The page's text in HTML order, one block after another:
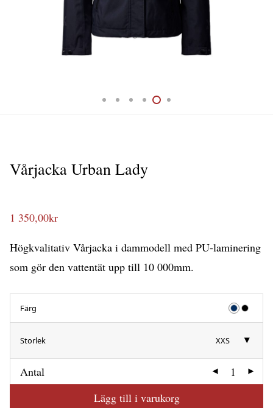
Vårjacka Urban Lady
1 350,00kr
Högkvalitativ Vårjacka i dammodell med PU-laminering
som gör den vattentät upp till 10 000mm.
Färg
Storlek XXS
Antal
Lägg till i varukorg